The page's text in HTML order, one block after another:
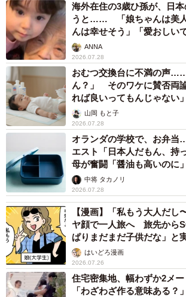
海外在住の3歳ひ孫が、日
うと…… 「娘ちゃんは美人
んは幸せそう」「愛おしい
ANNA
2026.07.28
おむつ交換台に不満の声
ん？」 そのワケに賛否両
れば良いってもんじゃない
てました」
山岡 もと子
2026.07.28
オランダの学校で、お弁
エスト「日本人だもん、持
母が奮闘「醤油も高いのに
面ってありますよね」
中将 タカノリ
2026.07.28
【漫画】「私もう大人だし
ヤ顔で一人旅へ 旅先から
ぱりまだまだ子供だな」と
はいどろ漫画
2026.07.26
住宅密集地、幅わずか2メ
「わざわざ作る意味ある